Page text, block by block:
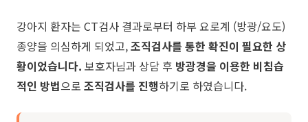
강아지 환자는 CT검사 결과로부터 하부 요로계 (방광/요도)
종양을 의심하게 되었고,조직검사를 통한 확진이 필요한 상
황이었습니다. 보호자님과 상담 후 방광경을 이용한 비침습
적인 방법으로 조직검사를 진행하기로 하였습니다.